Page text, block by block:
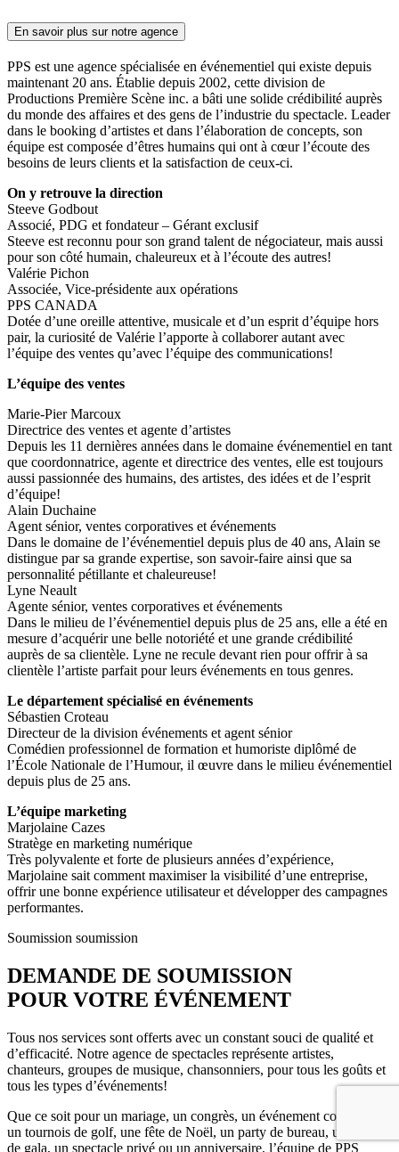
En savoir plus sur notre agence
PPS est une agence spécialisée en événementiel qui existe depuis
maintenant 20 ans. Établie depuis 2002, cette division de
Productions Première Scène inc. a bâti une solide crédibilité auprès
du monde des affaires et des gens de l’industrie du spectacle. Leader
dans le booking d’artistes et dans l’élaboration de concepts, son
équipe est composée d’êtres humains qui ont à cœur l’écoute des
besoins de leurs clients et la satisfaction de ceux-ci.
On y retrouve la direction
Steeve Godbout
Associé, PDG et fondateur – Gérant exclusif
Steeve est reconnu pour son grand talent de négociateur, mais aussi
pour son côté humain, chaleureux et à l’écoute des autres!
Valérie Pichon
Associée, Vice-présidente aux opérations
PPS CANADA
Dotée d’une oreille attentive, musicale et d’un esprit d’équipe hors
pair, la curiosité de Valérie l’apporte à collaborer autant avec
l’équipe des ventes qu’avec l’équipe des communications!
L’équipe des ventes
Marie-Pier Marcoux
Directrice des ventes et agente d’artistes
Depuis les 11 dernières années dans le domaine événementiel en tant
que coordonnatrice, agente et directrice des ventes, elle est toujours
aussi passionnée des humains, des artistes, des idées et de l’esprit
d’équipe!
Alain Duchaine
Agent sénior, ventes corporatives et événements
Dans le domaine de l’événementiel depuis plus de 40 ans, Alain se
distingue par sa grande expertise, son savoir-faire ainsi que sa
personnalité pétillante et chaleureuse!
Lyne Neault
Agente sénior, ventes corporatives et événements
Dans le milieu de l’événementiel depuis plus de 25 ans, elle a été en
mesure d’acquérir une belle notoriété et une grande crédibilité
auprès de sa clientèle. Lyne ne recule devant rien pour offrir à sa
clientèle l’artiste parfait pour leurs événements en tous genres.
Le département spécialisé en événements
Sébastien Croteau
Directeur de la division événements et agent sénior
Comédien professionnel de formation et humoriste diplômé de
l’École Nationale de l’Humour, il œuvre dans le milieu événementiel
depuis plus de 25 ans.
L’équipe marketing
Marjolaine Cazes
Stratège en marketing numérique
Très polyvalente et forte de plusieurs années d’expérience,
Marjolaine sait comment maximiser la visibilité d’une entreprise,
offrir une bonne expérience utilisateur et développer des campagnes
performantes.
Soumission soumission
DEMANDE DE SOUMISSION
POUR VOTRE ÉVÉNEMENT
Tous nos services sont offerts avec un constant souci de qualité et
d’efficacité. Notre agence de spectacles représente artistes,
chanteurs, groupes de musique, chansonniers, pour tous les goûts et
tous les types d’événements!
Que ce soit pour un mariage, un congrès, un événement corporatif,
un tournois de golf, une fête de Noël, un party de bureau, une soirée
de gala, un spectacle privé ou un anniversaire, l’équipe de PPS